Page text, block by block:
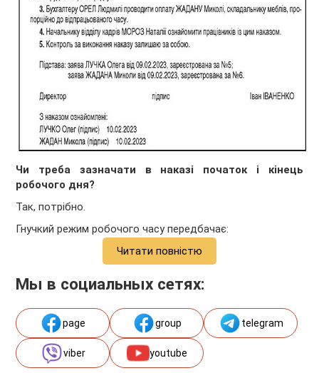
Чи треба зазначати в наказі початок і кінець
робочого дня?
Так, потрібно.
Гнучкий режим робочого часу передбачає:
Читати повністю
Мы в социальных сетях:
page group telegram
viber youtube